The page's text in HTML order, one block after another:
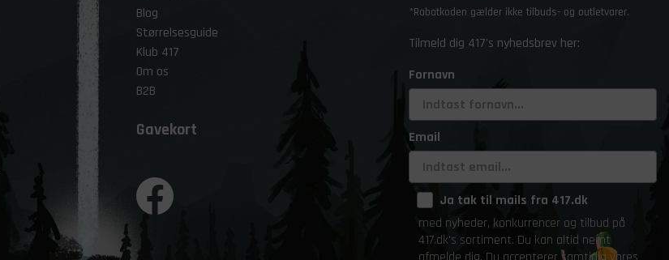
Blog
Størrelsesguide
Klub 417
Om os
B2B
Gavekort
*Rabatkoden gælder ikke tilbuds- og outletvarer.
Tilmeld dig 417's nyhedsbrev her:
Fornavn
Email
Ja tak til mails fra 417.dk
med nyheder, konkurrencer og tilbud på
417.dk's sortiment. Du kan altid nemt